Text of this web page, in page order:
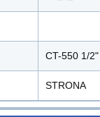
CT-550 1/
STRONA